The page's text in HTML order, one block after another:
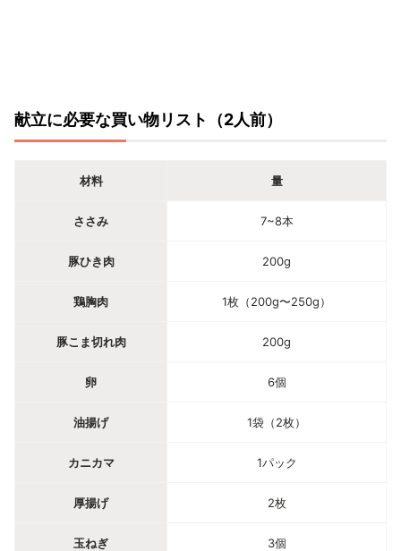
献立に必要な買い物リスト（2人前）
材料 量
ささみ 7~8本
豚ひき肉 200g
鶏胸肉 1枚（200g〜250g）
豚こま切れ肉 200g
卵 6個
油揚げ 1袋（2枚）
カニカマ 1パック
厚揚げ 2枚
玉ねぎ 3個